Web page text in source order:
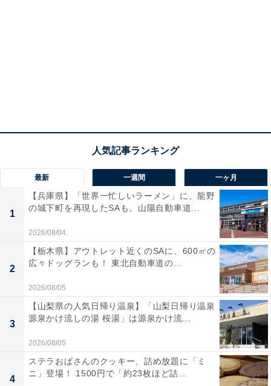
最新 一週間 一ヶ月
1
【兵庫県】「世界一忙しいラーメン」に、龍野
の城下町を再現したSAも。山陽自動車道...
2026/08/04
2
【栃木県】アウトレット近くのSAに、600㎡の
広々ドッグランも！ 東北自動車道の...
2026/08/05
3
【山梨県の人気日帰り温泉】「山梨日帰り温泉
源泉かけ流しの湯 桜湯」は源泉かけ流...
2026/08/05
4
ステラおばさんのクッキー、詰め放題に「ミ
ニ」登場！ 1500円で「約23枚ほど詰...